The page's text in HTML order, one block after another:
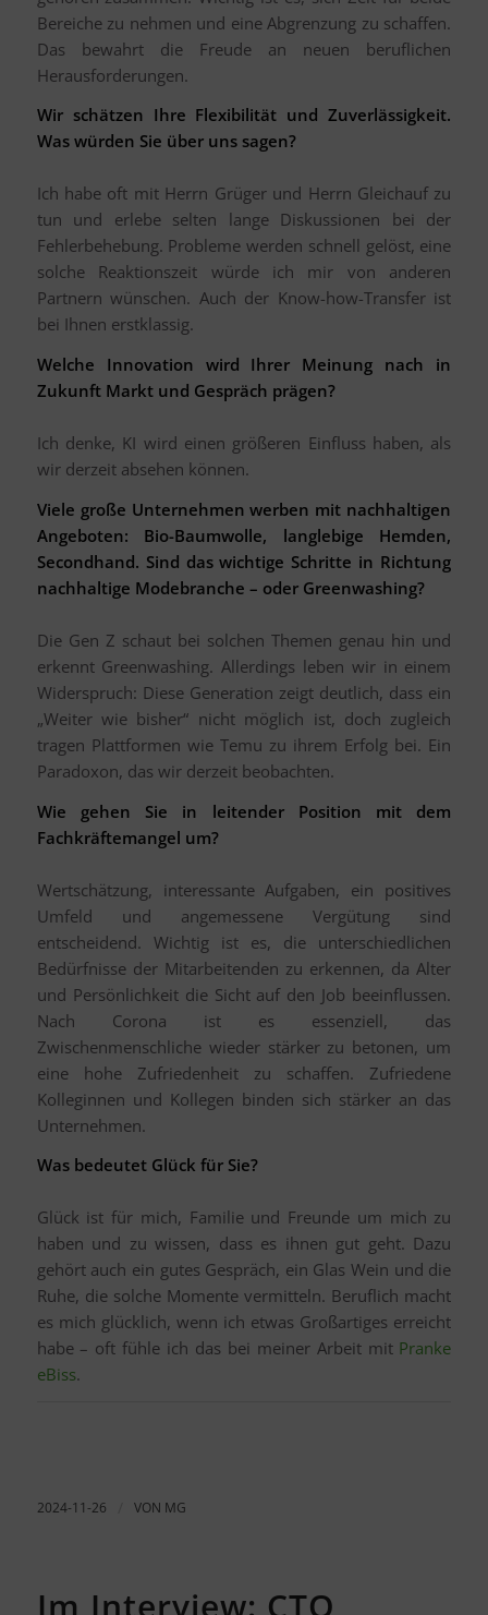
Bereiche zu nehmen und eine Abgrenzung zu schaffen.
Das bewahrt die Freude an neuen beruflichen
Herausforderungen.
Wir schätzen Ihre Flexibilität und Zuverlässigkeit.
Was würden Sie über uns sagen?
Ich habe oft mit Herrn Grüger und Herrn Gleichauf zu
tun und erlebe selten lange Diskussionen bei der
Fehlerbehebung. Probleme werden schnell gelöst, eine
solche Reaktionszeit würde ich mir von anderen
Partnern wünschen. Auch der Know-how-Transfer ist
bei Ihnen erstklassig.
Welche Innovation wird Ihrer Meinung nach in
Zukunft Markt und Gespräch prägen?
Ich denke, KI wird einen größeren Einfluss haben, als
wir derzeit absehen können.
Viele große Unternehmen werben mit nachhaltigen
Angeboten: Bio-Baumwolle, langlebige Hemden,
Secondhand. Sind das wichtige Schritte in Richtung
nachhaltige Modebranche – oder Greenwashing?
Die Gen Z schaut bei solchen Themen genau hin und
erkennt Greenwashing. Allerdings leben wir in einem
Widerspruch: Diese Generation zeigt deutlich, dass ein
„Weiter wie bisher“ nicht möglich ist, doch zugleich
tragen Plattformen wie Temu zu ihrem Erfolg bei. Ein
Paradoxon, das wir derzeit beobachten.
Wie gehen Sie in leitender Position mit dem
Fachkräftemangel um?
Wertschätzung, interessante Aufgaben, ein positives
Umfeld und angemessene Vergütung sind
entscheidend. Wichtig ist es, die unterschiedlichen
Bedürfnisse der Mitarbeitenden zu erkennen, da Alter
und Persönlichkeit die Sicht auf den Job beeinflussen.
Nach Corona ist es essenziell, das
Zwischenmenschliche wieder stärker zu betonen, um
eine hohe Zufriedenheit zu schaffen. Zufriedene
Kolleginnen und Kollegen binden sich stärker an das
Unternehmen.
Was bedeutet Glück für Sie?
Glück ist für mich, Familie und Freunde um mich zu
haben und zu wissen, dass es ihnen gut geht. Dazu
gehört auch ein gutes Gespräch, ein Glas Wein und die
Ruhe, die solche Momente vermitteln. Beruflich macht
es mich glücklich, wenn ich etwas Großartiges erreicht
habe – oft fühle ich das bei meiner Arbeit mit Pranke
eBiss.
2024-11-26 VON MG
Im Interview: CTO